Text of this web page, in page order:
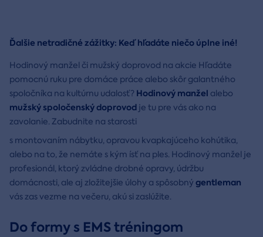
Ďalšie netradičné zážitky: Keď hľadáte niečo úplne iné!
Hodinový manžel či mužský doprovod na akcie Hľadáte
pomocnú ruku pre domáce práce alebo skôr galantného
spoločníka na kultúrnu udalosť? Hodinový manžel alebo
mužský spoločenský doprovod je tu pre vás ako na
zavolanie. Zabudnite na starosti
s montovaním nábytku, opravou kvapkajúceho kohútika,
alebo na to, že nemáte s kým ísť na ples. Hodinový manžel je
profesionál, ktorý zvládne drobné opravy, údržbu
domácnosti, ale aj zložitejšie úlohy a spôsobný gentleman
vás zas vezme na večeru, akú si zaslúžite.
Do formy s EMS tréningom